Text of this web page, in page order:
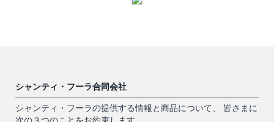
シャンティ・フーラ合同会社
シャンティ・フーラの提供する情報と商品について、 皆さまに
次の３つのことをお約束します。